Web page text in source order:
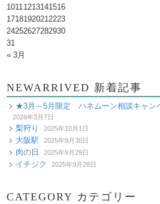
1011 1213141516
1718192021 2223
24252627282930
31
« 3月
NEWARRIVED 新着記事
★3月～5月限定 ハネムーン相談キャン
2026年3月7日
梨狩り 2025年10月1日
大阪駅 2025年9月30日
肉の日 2025年9月29日
イチジク 2025年9月28日
CATEGORY カテゴリー